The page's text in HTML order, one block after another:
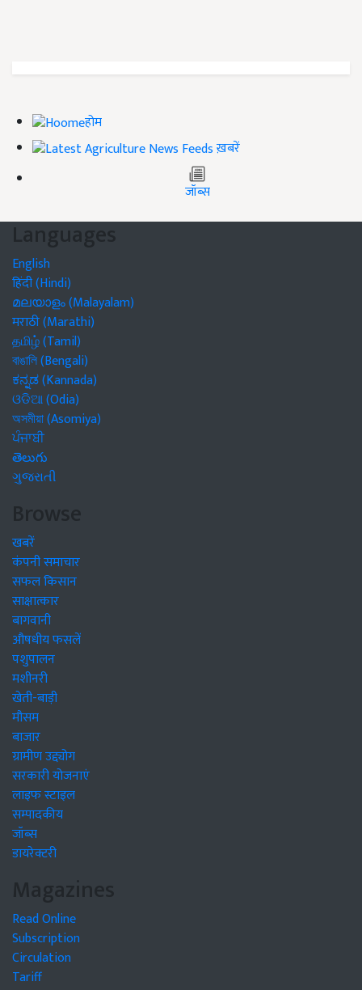
होम
ख़बरें
जॉब्स
Languages
English
हिंदी (Hindi)
മലയാളം (Malayalam)
मराठी (Marathi)
தமிழ் (Tamil)
বাঙালি (Bengali)
ಕನ್ನಡ (Kannada)
ଓଡିଆ (Odia)
অসমীয়া (Asomiya)
ਪੰਜਾਬੀ
తెలుగు
ગુજરાતી
Browse
खबरें
कंपनी समाचार
सफल किसान
साक्षात्कार
बागवानी
औषधीय फसलें
पशुपालन
मशीनरी
खेती-बाड़ी
मौसम
बाजार
ग्रामीण उद्द्योग
सरकारी योजनाएं
लाइफ स्टाइल
सम्पादकीय
जॉब्स
डायरेक्टरी
Magazines
Read Online
Subscription
Circulation
Tariff